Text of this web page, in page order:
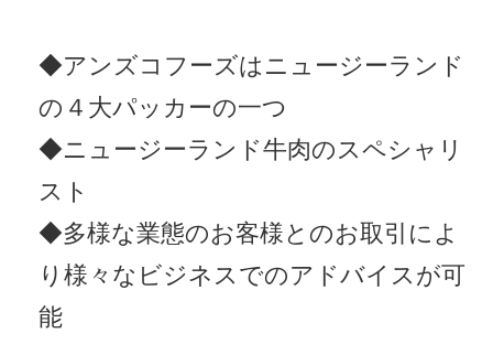
牛肉・ラム肉購買担当者向け
お役立ち資料
◆アンズコフーズはニュージーランド
の４大パッカーの一つ
◆ニュージーランド牛肉のスペシャリ
スト
◆多様な業態のお客様とのお取引によ
り様々なビジネスでのアドバイスが可
能